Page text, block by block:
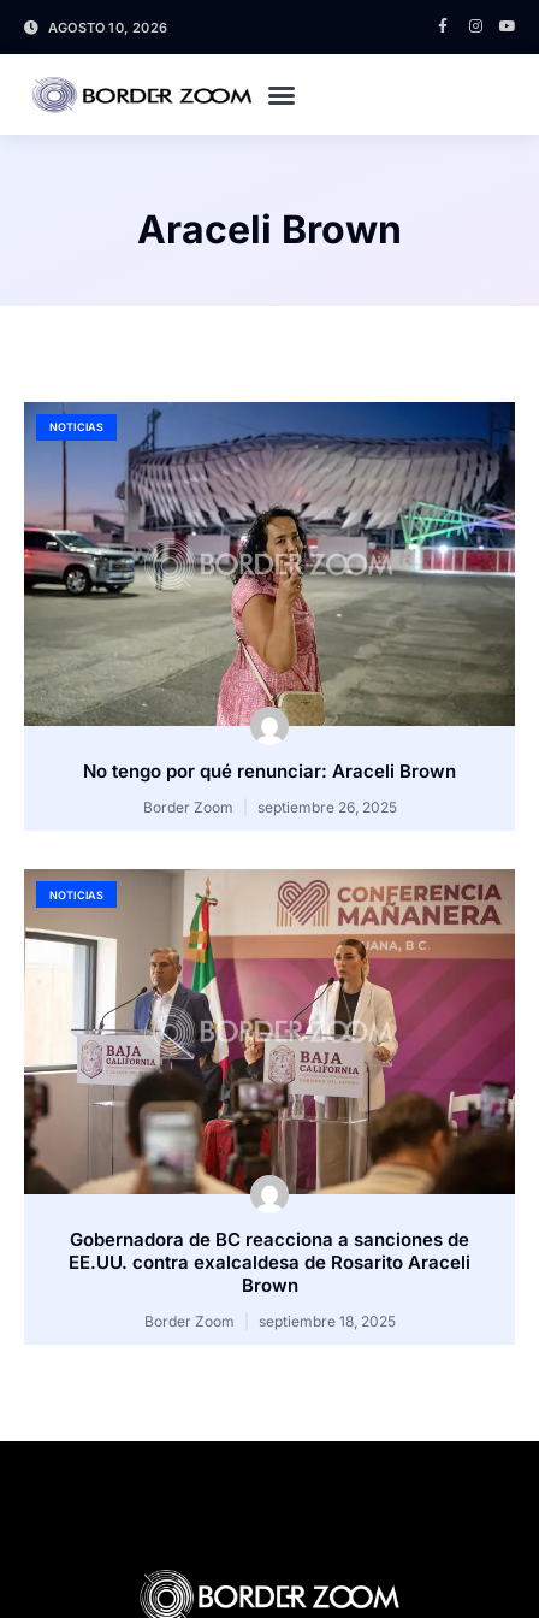
AGOSTO 10, 2026
Araceli Brown
NOTICIAS
No tengo por qué renunciar: Araceli Brown
Border Zoom septiembre 26, 2025
NOTICIAS
Gobernadora de BC reacciona a sanciones de
EE.UU. contra exalcaldesa de Rosarito Araceli
Brown
Border Zoom septiembre 18, 2025